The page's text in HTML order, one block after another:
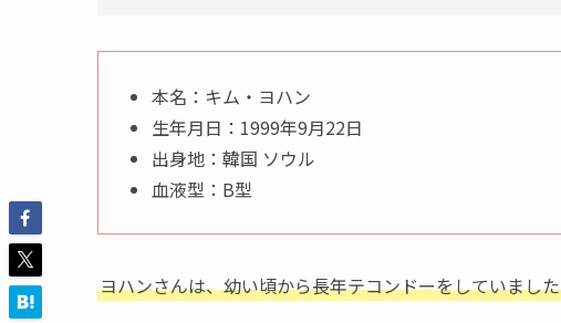
本名：キム・ヨハン
生年月日：1999年9月22日
出身地：韓国 ソウル
血液型：B型
ヨハンさんは、幼い頃から長年テコンドーをしていました